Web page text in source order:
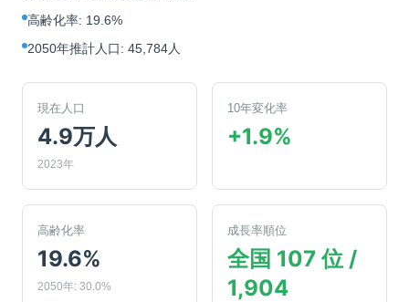
高齢化率: 19.6%
2050年推計人口: 45,784人
現在人口
4.9万人
2023年
10年変化率
+1.9%
高齢化率
19.6%
2050年: 30.0%
成長率順位
全国 107 位 /
1,904